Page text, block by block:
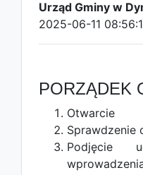
Urząd Gminy w
2025-06-11
PORZĄDEK
Otwarcie
Sprawdzenie
Podjęcie